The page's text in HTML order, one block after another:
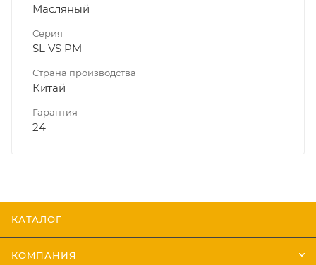
Масляный
Серия
SL VS PM
Страна производства
Китай
Гарантия
24
КАТАЛОГ
КОМПАНИЯ